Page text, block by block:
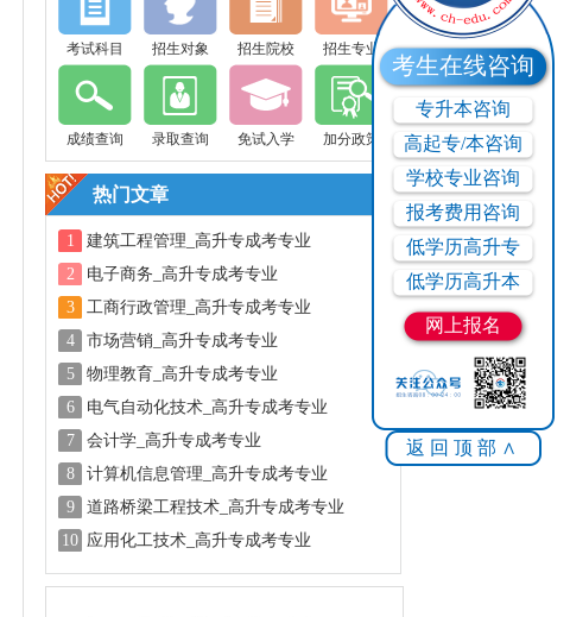
考生在线咨询
专升本咨询
高起专/本咨询
学校专业咨询
报考费用咨询
低学历高升专
低学历高升本
网上报名
返回顶部∧
考试科目 招生对象 招生院校 招生专业
成绩查询 录取查询 免试入学 加分政策
热门文章
1
建筑工程管理_高升专成考专业
2
电子商务_高升专成考专业
3
工商行政管理_高升专成考专业
4
市场营销_高升专成考专业
5
物理教育_高升专成考专业
6
电气自动化技术_高升专成考专业
7
会计学_高升专成考专业
8
计算机信息管理_高升专成考专业
9
道路桥梁工程技术_高升专成考专业
10 应用化工技术_高升专成考专业